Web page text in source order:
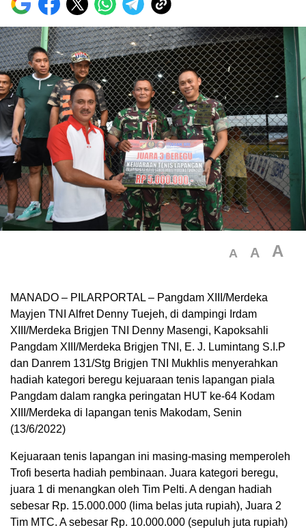
A A A
MANADO – PILARPORTAL – Pangdam XIII/Merdeka
Mayjen TNI Alfret Denny Tuejeh, di dampingi Irdam
XIII/Merdeka Brigjen TNI Denny Masengi, Kapoksahli
Pangdam XIII/Merdeka Brigjen TNI, E. J. Lumintang S.I.P
dan Danrem 131/Stg Brigjen TNI Mukhlis menyerahkan
hadiah kategori beregu kejuaraan tenis lapangan piala
Pangdam dalam rangka peringatan HUT ke-64 Kodam
XIII/Merdeka di lapangan tenis Makodam, Senin
(13/6/2022)
Kejuaraan tenis lapangan ini masing-masing memperoleh
Trofi beserta hadiah pembinaan. Juara kategori beregu,
juara 1 di menangkan oleh Tim Pelti. A dengan hadiah
sebesar Rp. 15.000.000 (lima belas juta rupiah), Juara 2
Tim MTC. A sebesar Rp. 10.000.000 (sepuluh juta rupiah)